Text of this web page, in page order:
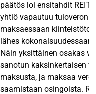
päätös loi ensitahdit REIT-
yhtiö vapautuu tuloveron
maksaessaan
lähes kokonaisuudessaan
Näin yksittäinen osakas
sanotun kaksinkertaisen
maksusta, ja maksaa
saamistaan osingoista.